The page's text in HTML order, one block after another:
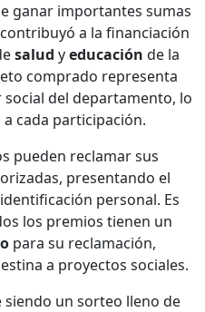
ganar importantes sumas
a la financiación
salud yeducación de la
comprado representa
del departamento, lo
cada participación.
pueden reclamar sus
presentando el
personal. Es
los premios tienen un
para su reclamación,
a proyectos sociales.
siendo un sorteo lleno de